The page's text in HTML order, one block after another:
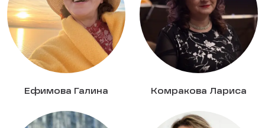
Ефимова Галина Комракова Лариса